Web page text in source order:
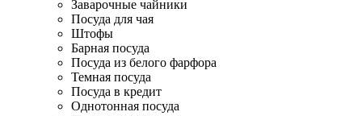
Заварочные чайники
Посуда для чая
Штофы
Барная посуда
Посуда из белого фарфора
Темная посуда
Посуда в кредит
Однотонная посуда